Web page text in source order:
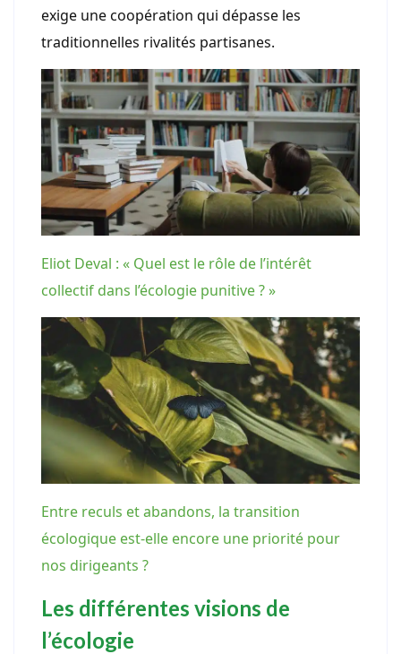
exige une coopération qui dépasse les
traditionnelles rivalités partisanes.
Eliot Deval : « Quel est le rôle de l’intérêt
collectif dans l’écologie punitive ? »
Entre reculs et abandons, la transition
écologique est-elle encore une priorité pour
nos dirigeants ?
Les différentes visions de
l’écologie